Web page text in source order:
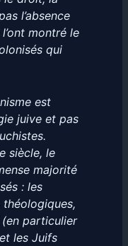
l’absence
montré le
qui
est
juive et pas
siècle, le
majorité
: les
particulier
les Juifs